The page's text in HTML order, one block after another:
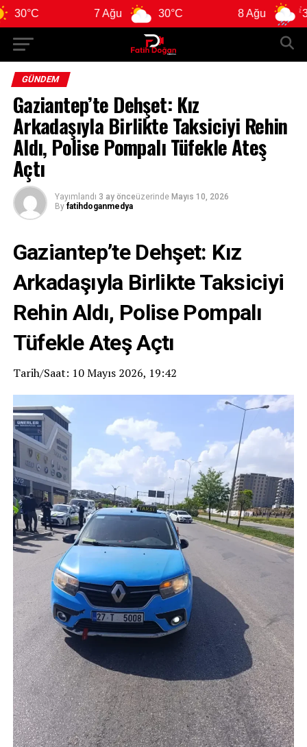
30°C 31°C
GÜNDEM
Gaziantep’te Dehşet: Kız
Arkadaşıyla Birlikte Taksiciyi Rehin
Aldı, Polise Pompalı Tüfekle Ateş
Açtı
Yayımlandı 3 ay önceüzerinde Mayıs 10, 2026
By fatihdoganmedya
Gaziantep’te Dehşet: Kız
Arkadaşıyla Birlikte Taksiciyi
Rehin Aldı, Polise Pompalı
Tüfekle Ateş Açtı
Tarih/Saat: 10 Mayıs 2026, 19:42